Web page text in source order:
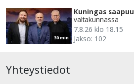
30 min
Kuningas saapuu
valtakunnassa
7.8.26 klo 18.15
Jakso: 102
Yhteystiedot